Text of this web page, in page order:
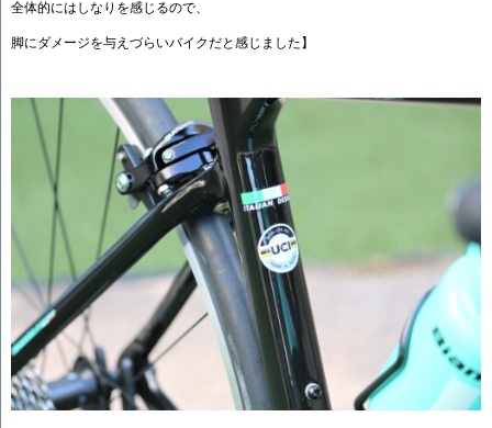
全体的にはしなりを感じるので、
脚にダメージを与えづらいバイクだと感じました】